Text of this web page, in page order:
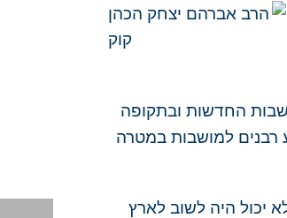
והמושבות החדשות ובתקופה
רבנים למושבות במטרה
יכול היה לשוב לארץ